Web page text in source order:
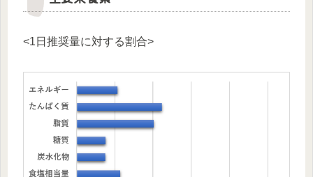
<1日推奨量に対する割合>